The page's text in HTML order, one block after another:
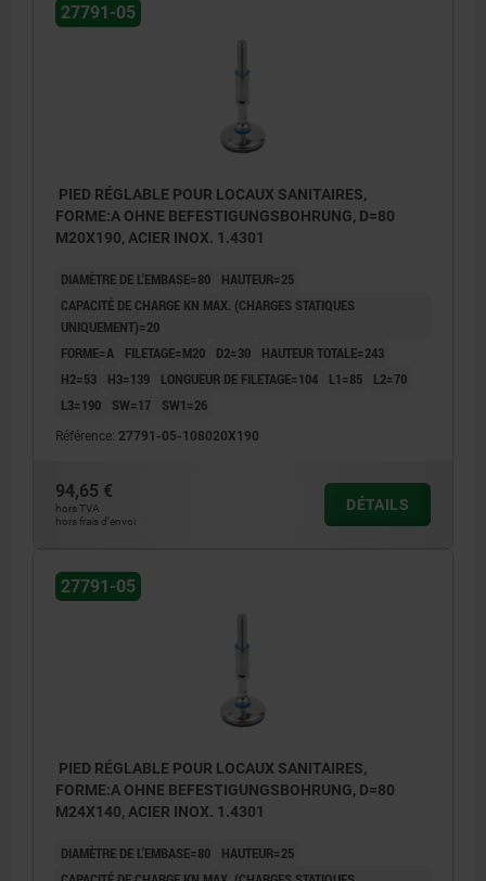
27791-05
PIED RÉGLABLE POUR LOCAUX SANITAIRES,
FORME:A OHNE BEFESTIGUNGSBOHRUNG, D=80
M20X190, ACIER INOX. 1.4301
DIAMÈTRE DE L'EMBASE=80
HAUTEUR=25
CAPACITÉ DE CHARGE KN MAX. (CHARGES STATIQUES
UNIQUEMENT)=20
FORME=A
FILETAGE=M20 D2=30
HAUTEUR TOTALE=243
H2=53
H3=139 LONGUEUR DE FILETAGE=104 L1=85
L2=70
L3=190
SW=17 SW1=26
Référence: 27791-05-108020X190
94,65 €
hors TVA
hors frais d’envoi
DÉTAILS
27791-05
PIED RÉGLABLE POUR LOCAUX SANITAIRES,
FORME:A OHNE BEFESTIGUNGSBOHRUNG, D=80
M24X140, ACIER INOX. 1.4301
DIAMÈTRE DE L'EMBASE=80
HAUTEUR=25